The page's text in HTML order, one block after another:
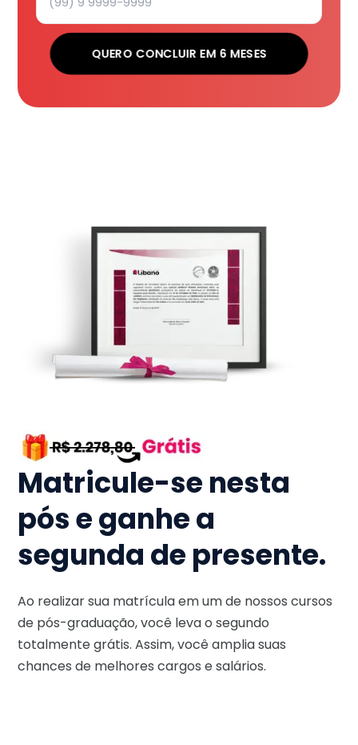
QUERO CONCLUIR EM 6 MESES
Matricule-se nesta
pós e ganhe a
segunda de presente.
Ao realizar sua matrícula em um de nossos cursos
de pós-graduação, você leva o segundo
totalmente grátis. Assim, você amplia suas
chances de melhores cargos e salários.